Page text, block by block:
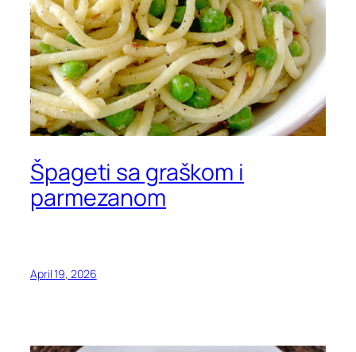
Špageti sa graškom i
parmezanom
April 19, 2026